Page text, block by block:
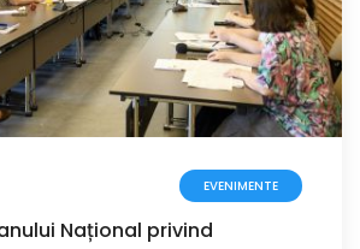
EVENIMENTE
Național privind